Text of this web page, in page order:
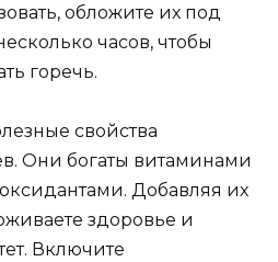
обложите их под
часов, чтобы
горечь.
свойства
Они богаты витаминами
Добавляя их
здоровье и
Включите